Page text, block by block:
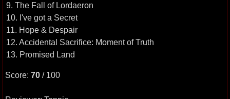
9. The Fall of Lordaeron
10. I've got a Secret
11. Hope & Despair
12. Accidental Sacrifice: Moment of Truth
13. Promised Land
Score: 70 / 100